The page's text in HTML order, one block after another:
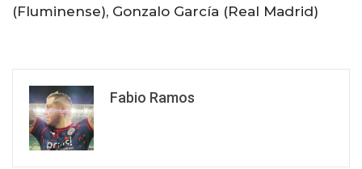
(Fluminense), Gonzalo García (Real Madrid)
Fabio Ramos